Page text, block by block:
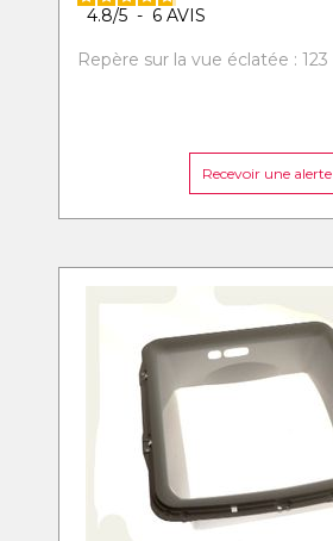
4.8/5 - 6 AVIS
Repère sur la vue éclatée : 123
Recevoir une alerte